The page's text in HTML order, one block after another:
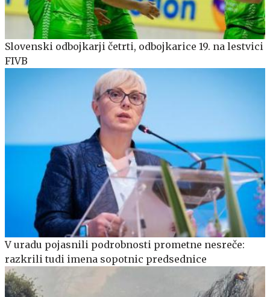
Slovenski odbojkarji četrti, odbojkarice 19. na lestvici
FIVB
V uradu pojasnili podrobnosti prometne nesreče:
razkrili tudi imena sopotnic predsednice